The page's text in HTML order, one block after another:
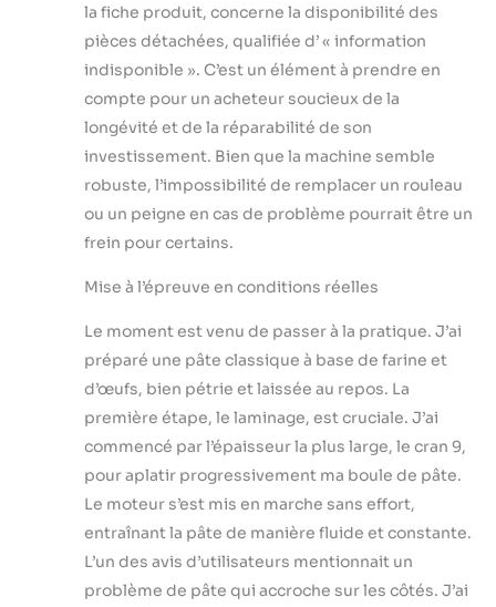
la fiche produit, concerne la disponibilité des
pièces détachées, qualifiée d’ « information
indisponible ». C’est un élément à prendre en
compte pour un acheteur soucieux de la
longévité et de la réparabilité de son
investissement. Bien que la machine semble
robuste, l’impossibilité de remplacer un rouleau
ou un peigne en cas de problème pourrait être un
frein pour certains.
Mise à l’épreuve en conditions réelles
Le moment est venu de passer à la pratique. J’ai
préparé une pâte classique à base de farine et
d’œufs, bien pétrie et laissée au repos. La
première étape, le laminage, est cruciale. J’ai
commencé par l’épaisseur la plus large, le cran 9,
pour aplatir progressivement ma boule de pâte.
Le moteur s’est mis en marche sans effort,
entraînant la pâte de manière fluide et constante.
L’un des avis d’utilisateurs mentionnait un
problème de pâte qui accroche sur les côtés. J’ai